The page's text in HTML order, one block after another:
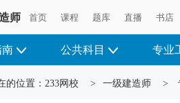
师 首页 课程 题库 直播 书店
南 公共科目 专业
的位置： 233网校 > 一级建造师 >